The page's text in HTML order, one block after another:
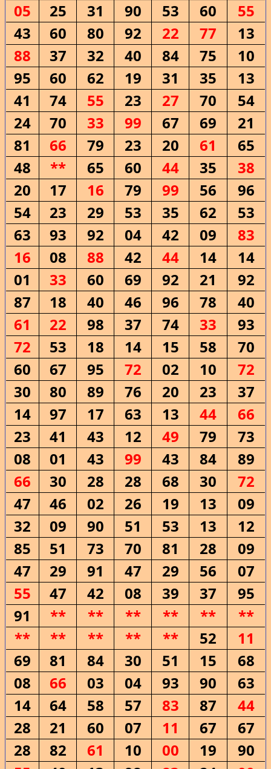
05
25 31 90 53 60
55
43
60 80 92 22 77
13
88
37 32 40 84 75
10
95
60 62 19 31 35
13
41
74 55 23 27 70
54
24
70 33 99 67 69
21
81
66 79 23 20 61
65
48
** 65 60 44 35
38
20
17 16 79 99 56
96
54
23 29 53 35 62
53
63
93 92 04 42 09
83
16
08 88 42 44 14
14
01
33 60 69 92 21
92
87
18 40 46 96 78
40
61
22 98 37 74 33
93
72
53 18 14 15 58
70
60
67 95 72 02 10
72
30
80 89 76 20 23
37
14
97 17 63 13 44
66
23
41 43 12 49 79
73
08
01 43 99 43 84
89
66
30 28 28 68 30
72
47
46 02 26 19 13
09
32
09 90 51 53 13
12
85
51 73 70 81 28
09
47
29 91 47 29 56
07
55
47 42 08 39 37
95
91
** ** ** ** **
**
**
** ** ** ** 52
11
69
81 84 30 51 15
68
08
66 03 04 93 90
63
14
64 58 57 83 87
44
28
21 60 07 11 67
67
28
82 61 10 00 19
90